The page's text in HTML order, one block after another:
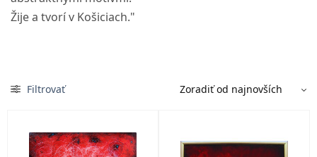
Žije a tvorí v Košiciach."
Filtrovať